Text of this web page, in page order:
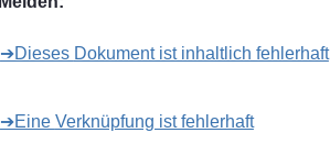
➔Dieses Dokument ist inhaltlich fehlerhaft
➔Eine Verknüpfung ist fehlerhaft